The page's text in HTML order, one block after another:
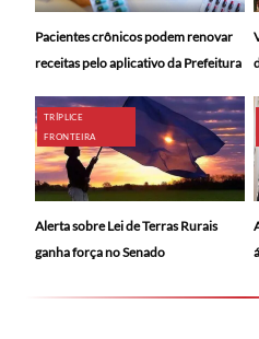
Pacientes crônicos podem renovar
receitas pelo aplicativo da Prefeitura
TRÍPLICE
FRONTEIRA
Alerta sobre Lei de Terras Rurais
ganha força no Senado